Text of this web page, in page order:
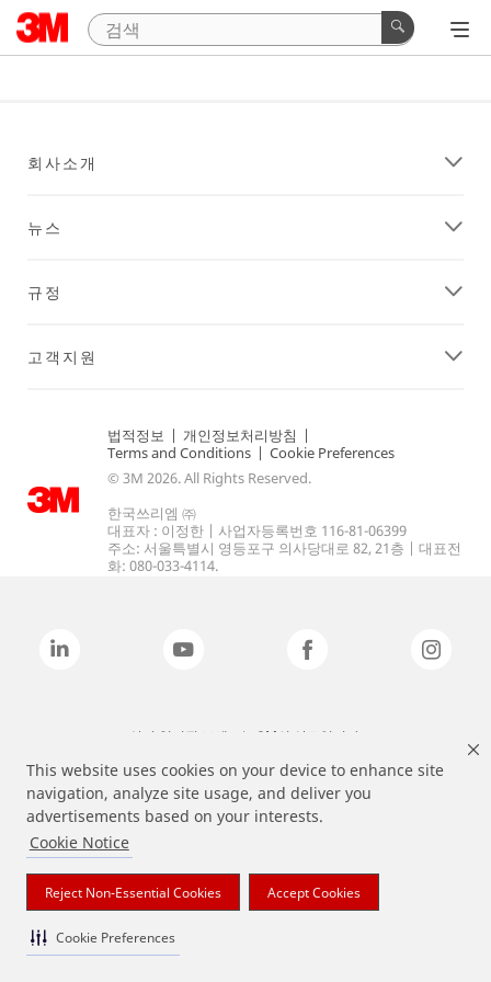
This website uses cookies on your device to enhance site
navigation, analyze site usage, and deliver you
advertisements based on your interests.
Cookie Notice
Reject Non-Essential Cookies Accept Cookies
Cookie Preferences
회사소개
뉴스
규정
고객지원
법적정보 | 개인정보처리방침 |
Terms and Conditions | Cookie Preferences
© 3M 2026. All Rights Reserved.
한국쓰리엠 ㈜
대표자 : 이정한 | 사업자등록번호 116-81-06399
주소: 서울특별시 영등포구 의사당대로 82, 21층 | 대표전
화: 080-033-4114.
상기 열거된 브랜드는 3M의 상표입니다.